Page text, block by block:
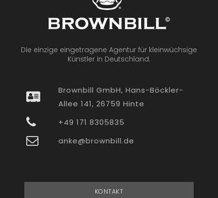
Die einzige eingetragene Agentur für kleinwüchsige
Künstler in Deutschland.
Brownbill GmbH, Hans-Böckler-
Allee 141, 26759 Hinte
+49 171 8305835
anke@brownbill.de
KONTAKT